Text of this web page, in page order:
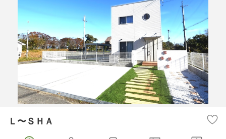
Ｌ〜ＳＨＡ